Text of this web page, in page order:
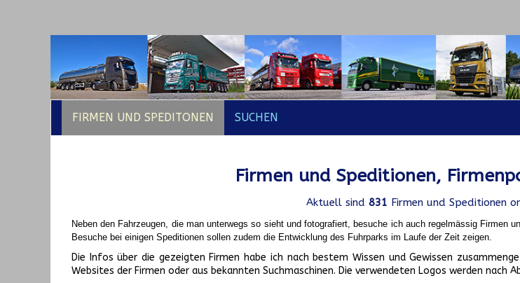
FIRMEN UND SPEDITONEN SUCHEN
Firmen und Speditionen,
Aktuell sind 831 Firmen und Speditionen
Neben den Fahrzeugen, die man unterwegs so sieht und fotografiert, besuche ich auch regelmässig Firmen
Besuche bei einigen Speditionen sollen zudem die Entwicklung des Fuhrparks im Laufe der Zeit zeigen.
Die Infos über die gezeigten Firmen habe ich nach bestem Wissen und Gewissen
Websites der Firmen oder aus bekannten Suchmaschinen. Die verwendeten Logos werden nach